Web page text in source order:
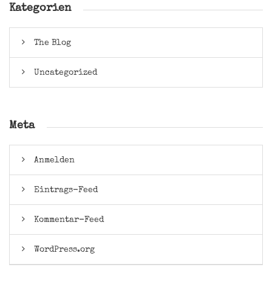
Kategorien
The Blog
Uncategorized
Meta
Anmelden
Eintrags-Feed
Kommentar-Feed
WordPress.org